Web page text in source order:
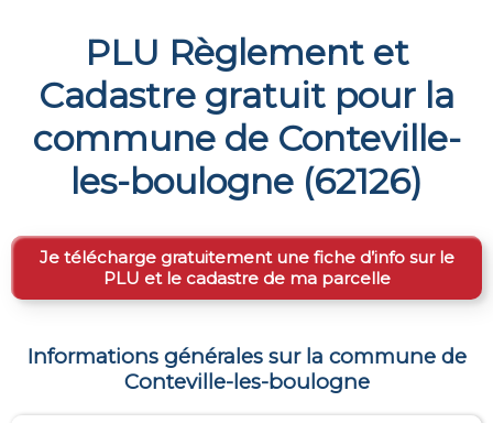
PLU Règlement et
Cadastre gratuit pour la
commune de Conteville-
les-boulogne (62126)
Je télécharge gratuitement une fiche d’info sur le
PLU et le cadastre de ma parcelle
Informations générales sur la commune de
Conteville-les-boulogne